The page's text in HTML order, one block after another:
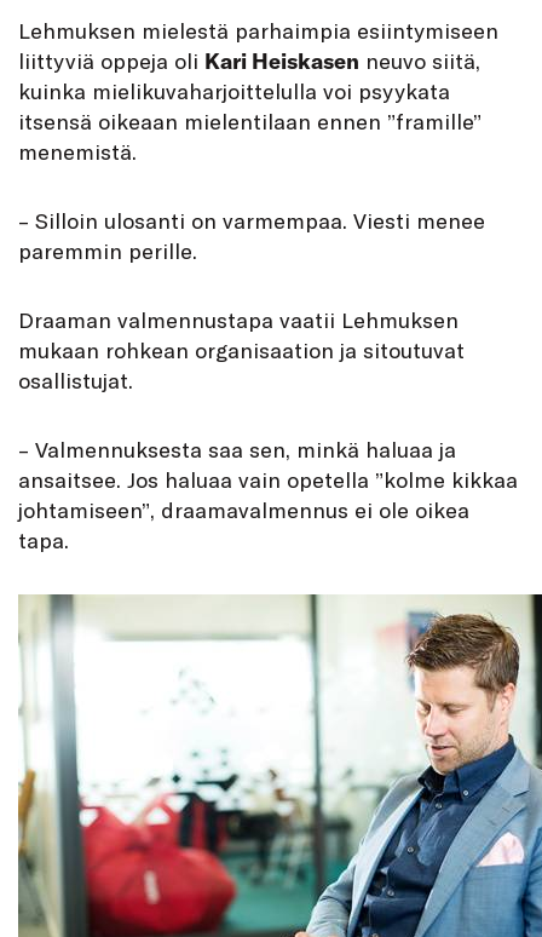
Lehmuksen mielestä parhaimpia esiintymiseen
liittyviä oppeja oli Kari Heiskasen neuvo siitä,
kuinka mielikuvaharjoittelulla voi psyykata
itsensä oikeaan mielentilaan ennen ”framille”
menemistä.
– Silloin ulosanti on varmempaa. Viesti menee
paremmin perille.
Draaman valmennustapa vaatii Lehmuksen
mukaan rohkean organisaation ja sitoutuvat
osallistujat.
– Valmennuksesta saa sen, minkä haluaa ja
ansaitsee. Jos haluaa vain opetella ”kolme kikkaa
johtamiseen”, draamavalmennus ei ole oikea
tapa.